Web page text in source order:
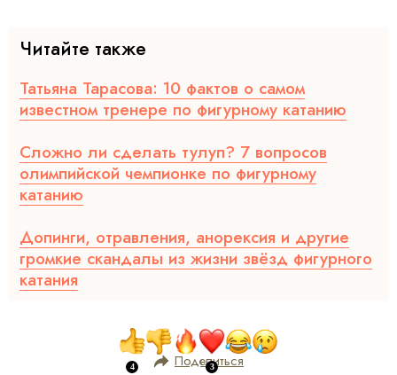
Читайте также
Татьяна Тарасова: 10 фактов о самом
известном тренере по фигурному катанию
Сложно ли сделать тулуп? 7 вопросов
олимпийской чемпионке по фигурному
катанию
Допинги, отравления, анорексия и другие
громкие скандалы из жизни звёзд фигурного
катания
Поделиться